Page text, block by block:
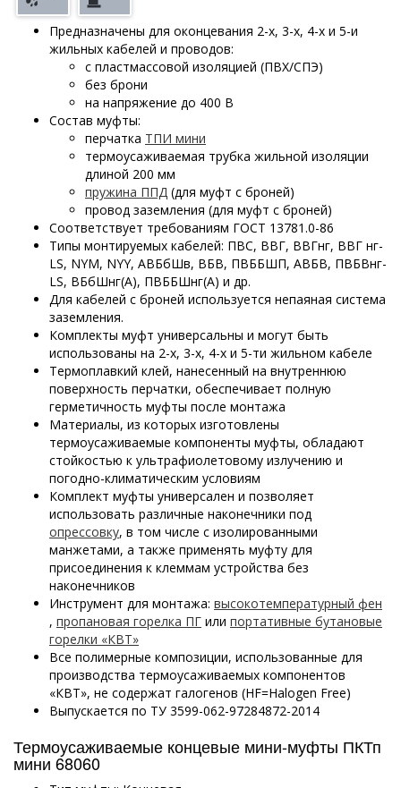
Предназначены для оконцевания 2-х, 3-х, 4-х и 5-и
жильных кабелей и проводов:
с пластмассовой изоляцией (ПВХ/СПЭ)
без брони
на напряжение до 400 В
Состав муфты:
перчатка ТПИ мини
термоусаживаемая трубка жильной изоляции
длиной 200 мм
пружина ППД (для муфт с броней)
провод заземления (для муфт с броней)
Соответствует требованиям ГОСТ 13781.0-86
Типы монтируемых кабелей: ПВС, ВВГ, ВВГнг, ВВГ нг-
LS, NYM, NYY, АВБбШв, ВБВ, ПВББШП, АВБВ, ПВБВнг-
LS, ВБбШнг(А), ПВББШнг(А) и др.
Для кабелей с броней используется непаяная система
заземления.
Комплекты муфт универсальны и могут быть
использованы на 2-х, 3-х, 4-х и 5-ти жильном кабеле
Термоплавкий клей, нанесенный на внутреннюю
поверхность перчатки, обеспечивает полную
герметичность муфты после монтажа
Материалы, из которых изготовлены
термоусаживаемые компоненты муфты, обладают
стойкостью к ультрафиолетовому излучению и
погодно-климатическим условиям
Комплект муфты универсален и позволяет
использовать различные наконечники под
опрессовку, в том числе с изолированными
манжетами, а также применять муфту для
присоединения к клеммам устройства без
наконечников
Инструмент для монтажа: высокотемпературный фен
, пропановая горелка ПГ или портативные бутановые
горелки «КВТ»
Все полимерные композиции, использованные для
производства термоусаживаемых компонентов
«КВТ», не содержат галогенов (HF=Halogen Free)
Выпускается по ТУ 3599-062-97284872-2014
Термоусаживаемые концевые мини-муфты ПКТп
мини 68060